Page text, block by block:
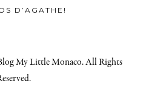
D’AGATHE!
My Little Monaco. All Rights